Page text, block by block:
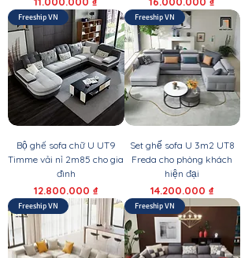
Freeship VN
Bộ ghế sofa chữ U UT9
Timme vải nỉ 2m85 cho gia
đình
Giá
12.800.000 ₫
Freeship VN
Set ghế sofa U 3m2 UT8
Freda cho phòng khách
hiện đại
Giá
14.200.000 ₫
Freeship VN Freeship VN